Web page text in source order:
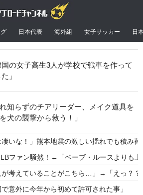
日本代表 海外組 女子サッカー 日
いな！」熊本地震の激しい揺れでも積み
ファン騒然！←「ベーブ・ルースよりも
考えていることがこちら…」→「えっ？
意外に今年から初めて許可された事」
の女子高生3人が学校で戦車を作って
」
れ知らずのチアリーダー、メイク道具を
犬の襲撃から救う！」